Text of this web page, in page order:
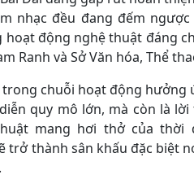
nhạc đều đang đếm
động nghệ thuật đáng
Ranh và Sở Văn hóa, Thể
trong chuỗi hoạt động
quy mô lớn, mà còn là
mang hơi thở của thời
trở thành sân khấu đặc biệt